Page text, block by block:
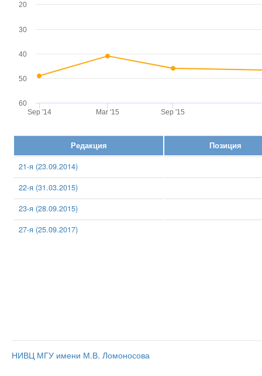
Sep '14 Mar '15 Sep '15
20
30
40
50
60
Редакция
Позиция
21-я (23.09.2014)
22-я (31.03.2015)
23-я (28.09.2015)
27-я (25.09.2017)
НИВЦ МГУ имени М.В. Ломоносова